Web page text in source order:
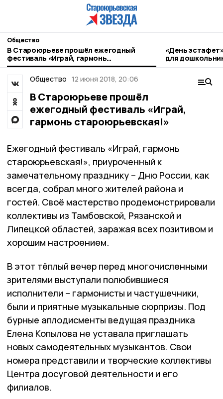
Общество
В Староюрьеве прошёл ежегодный
фестиваль «Играй, гармонь
староюрьевская!»
«День
для
Общество 12 июня 2018, 20:06
В Староюрьеве прошёл
ежегодный фестиваль «Играй,
гармонь староюрьевская!»
Ежегодный фестиваль «Играй, гармонь
староюрьевская!», приуроченный к
замечательному празднику – Дню России, как
всегда, собрал много жителей района и
гостей. Своё мастерство продемонстрировали
коллективы из Тамбовской, Рязанской и
Липецкой областей, заражая всех позитивом и
хорошим настроением.
В этот тёплый вечер перед многочисленными
зрителями выступали полюбившиеся
исполнители – гармонисты и частушечники,
были и приятные музыкальные сюрпризы. Под
бурные аплодисменты ведущая праздника
Елена Копылова не уставала приглашать
новых самодеятельных музыкантов. Свои
номера представили и творческие коллективы
Центра досуговой деятельности и его
филиалов.